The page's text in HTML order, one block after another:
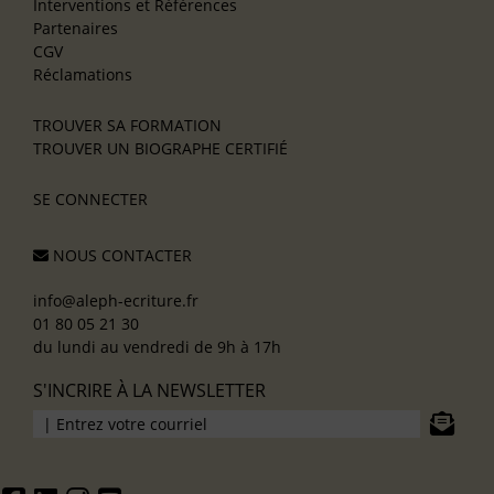
Interventions et Références
Partenaires
CGV
Réclamations
TROUVER SA FORMATION
TROUVER UN BIOGRAPHE CERTIFIÉ
SE CONNECTER
NOUS CONTACTER
info@aleph-ecriture.fr
01 80 05 21 30
du lundi au vendredi de 9h à 17h
S'INCRIRE À LA NEWSLETTER